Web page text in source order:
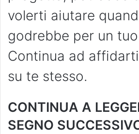
volerti aiutare
godrebbe per un
Continua ad
su te stesso.
CONTINUA A
SEGNO